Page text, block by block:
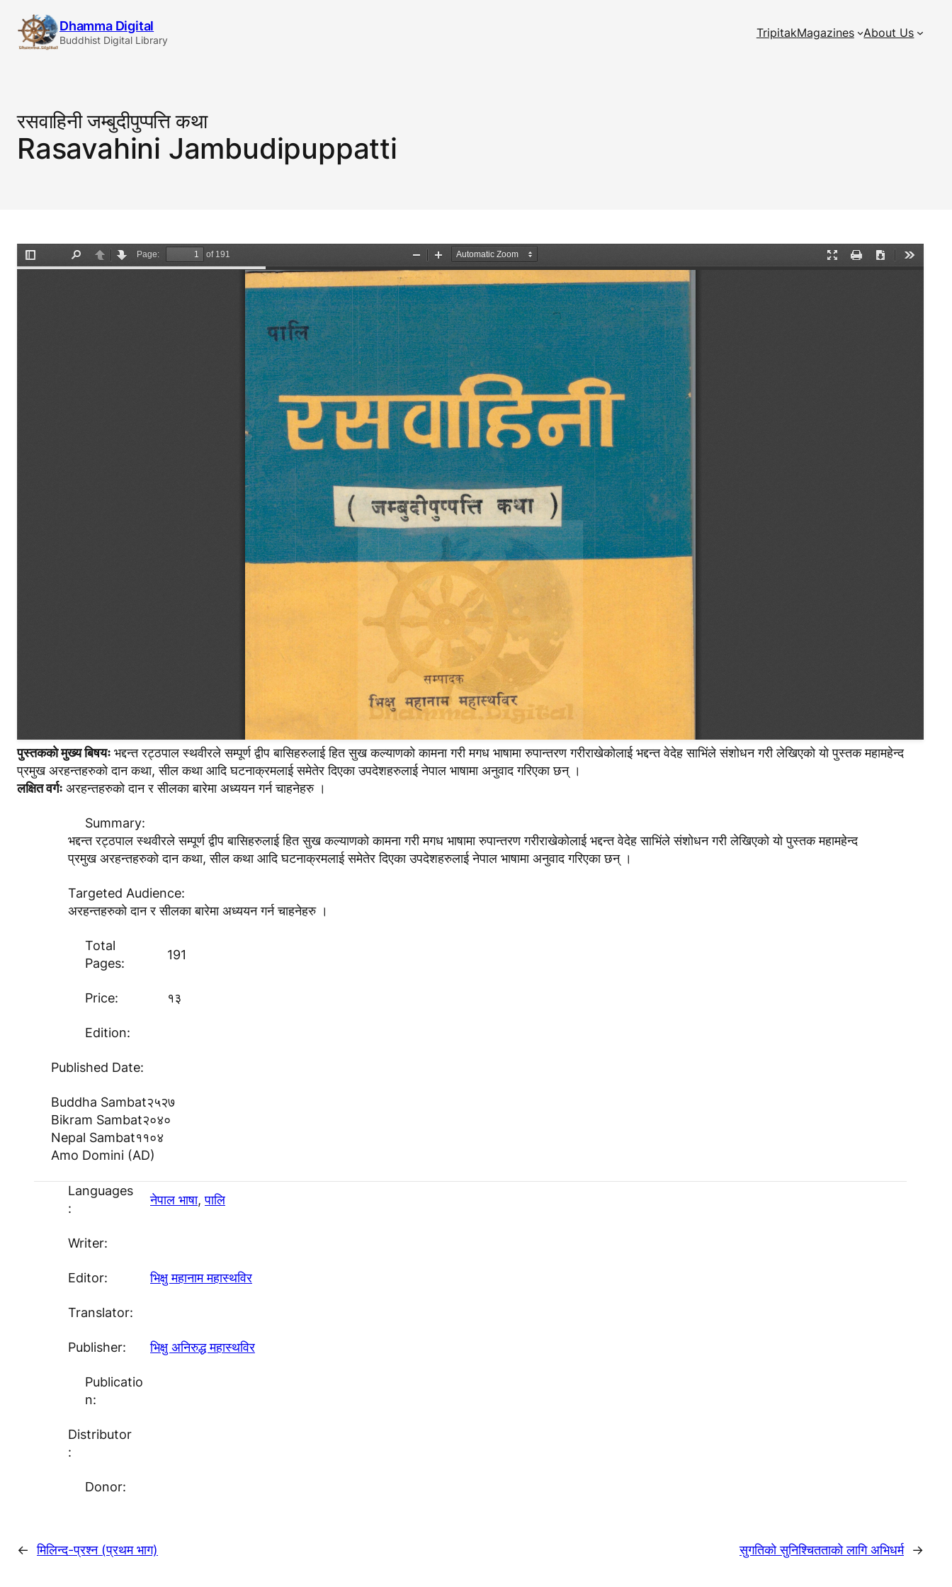
content
Dhamma Digital
Buddhist Digital Library TripitakMagazines About Us
रसवाहिनी जम्बुदीपुप्पत्ति कथा
Rasavahini Jambudipuppatti
पुस्तककाे मुख्य बिषयः भद्दन्त रट्ठपाल स्थवीरले सम्पूर्ण द्वीप बासिहरुलाई हित सुख कल्याणकाे कामना गरी मगध भाषामा रुपान्तरण गरीराखेकाेलाई भद्दन्त वेदेह साभिंले संशाेधन गरी लेखिएकाे याे पुस्तक महामहेन्द
प्रमुख अरहन्तहरुकाे दान कथा, सील कथा आदि घटनाक्रमलाई समेतेर दिएका उपदेशहरुलाई नेपाल भाषामा अनुवाद गरिएका छन् ।
लक्षित वर्गः अरहन्तहरुकाे दान र सीलका बारेमा अध्ययन गर्न चाहनेहरु ।
Summary:
भद्दन्त रट्ठपाल स्थवीरले सम्पूर्ण द्वीप बासिहरुलाई हित सुख कल्याणकाे कामना गरी मगध भाषामा रुपान्तरण गरीराखेकाेलाई भद्दन्त वेदेह साभिंले संशाेधन गरी लेखिएकाे याे पुस्तक महामहेन्द
प्रमुख अरहन्तहरुकाे दान कथा, सील कथा आदि घटनाक्रमलाई समेतेर दिएका उपदेशहरुलाई नेपाल भाषामा अनुवाद गरिएका छन् ।
Targeted Audience:
अरहन्तहरुकाे दान र सीलका बारेमा अध्ययन गर्न चाहनेहरु ।
Total
Pages:
191
Price: १३
Edition:
Published Date:
Buddha Sambat२५२७
Bikram Sambat२०४०
Nepal Sambat११०४
Amo Domini (AD)
Languages
:
नेपाल भाषा, पालि
Writer:
Editor: भिक्षु महानाम महास्थविर
Translator:
Publisher: भिक्षु अनिरुद्ध महास्थविर
Publicatio
n:
Distributor
:
Donor:
← मिलिन्द-प्रश्न (प्रथम भाग) सुगतिकाे सुनिश्चितताकाे लागि अभिधर्म →